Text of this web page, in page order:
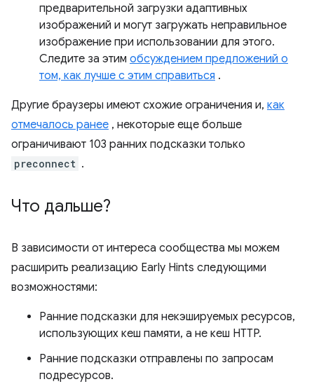
предварительной загрузки адаптивных
изображений и могут загружать неправильное
изображение при использовании для этого.
Следите за этим обсуждением предложений о
том, как лучше с этим справиться .
Другие браузеры имеют схожие ограничения и, как
отмечалось ранее , некоторые еще больше
ограничивают 103 ранних подсказки только
preconnect .
Что дальше?
В зависимости от интереса сообщества мы можем
расширить реализацию Early Hints следующими
возможностями:
Ранние подсказки для некэшируемых ресурсов,
использующих кеш памяти, а не кеш HTTP.
Ранние подсказки отправлены по запросам
подресурсов.